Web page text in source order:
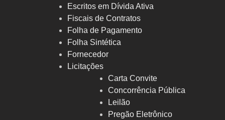
Escritos em Dívida Ativa
Fiscais de Contratos
Folha de Pagamento
Folha Sintética
Fornecedor
Licitações
Carta Convite
Concorrência Pública
Leilão
Pregão Eletrônico